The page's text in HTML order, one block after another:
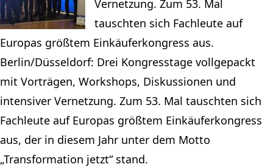
Vernetzung. Zum 53. Mal
tauschten sich Fachleute auf
Europas größtem Einkäuferkongress aus.
Berlin/Düsseldorf: Drei Kongresstage vollgepackt
mit Vorträgen, Workshops, Diskussionen und
intensiver Vernetzung. Zum 53. Mal tauschten sich
Fachleute auf Europas größtem Einkäuferkongress
aus, der in diesem Jahr unter dem Motto
„Transformation jetzt“ stand.